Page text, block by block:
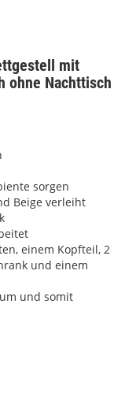
mit
ohne Nachttisch
sorgen
Beige verleiht
einem Kopfteil, 2
und einem
und somit